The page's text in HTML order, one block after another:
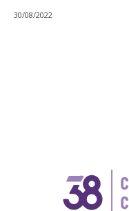
30/08/2022